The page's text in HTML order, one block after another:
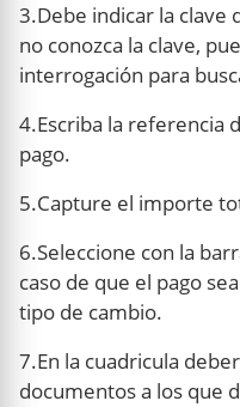
3.Debe indicar la clave
no conozca la clave,
interrogación para
4.Escriba la referencia
pago.
5.Capture el importe
6.Seleccione con la
caso de que el pago
tipo de cambio.
7.En la cuadricula
documentos a los que